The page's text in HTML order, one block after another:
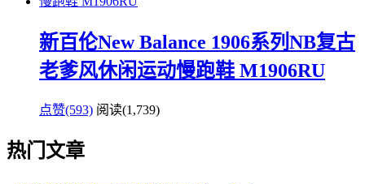
新百伦New Balance 1906系列NB复古
老爹风休闲运动慢跑鞋 M1906RU
点赞(593) 阅读(1,739)
热门文章